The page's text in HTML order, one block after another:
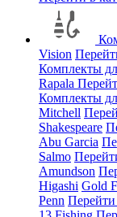
Vision
Комплекты
Rapala
Комплекты
Mitchell
Shakespeare
Abu Garcia
Salmo
Amundson
Higashi Gold
Penn